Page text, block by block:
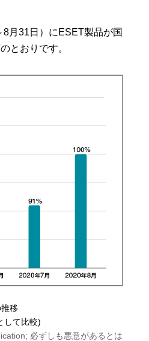
月31日）にESET製品が国
とおりです。
移
して比較)
必ずしも悪意があるとは